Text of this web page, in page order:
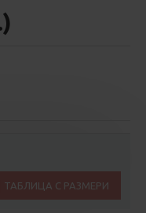
ТАБЛИЦА С РАЗМЕРИ